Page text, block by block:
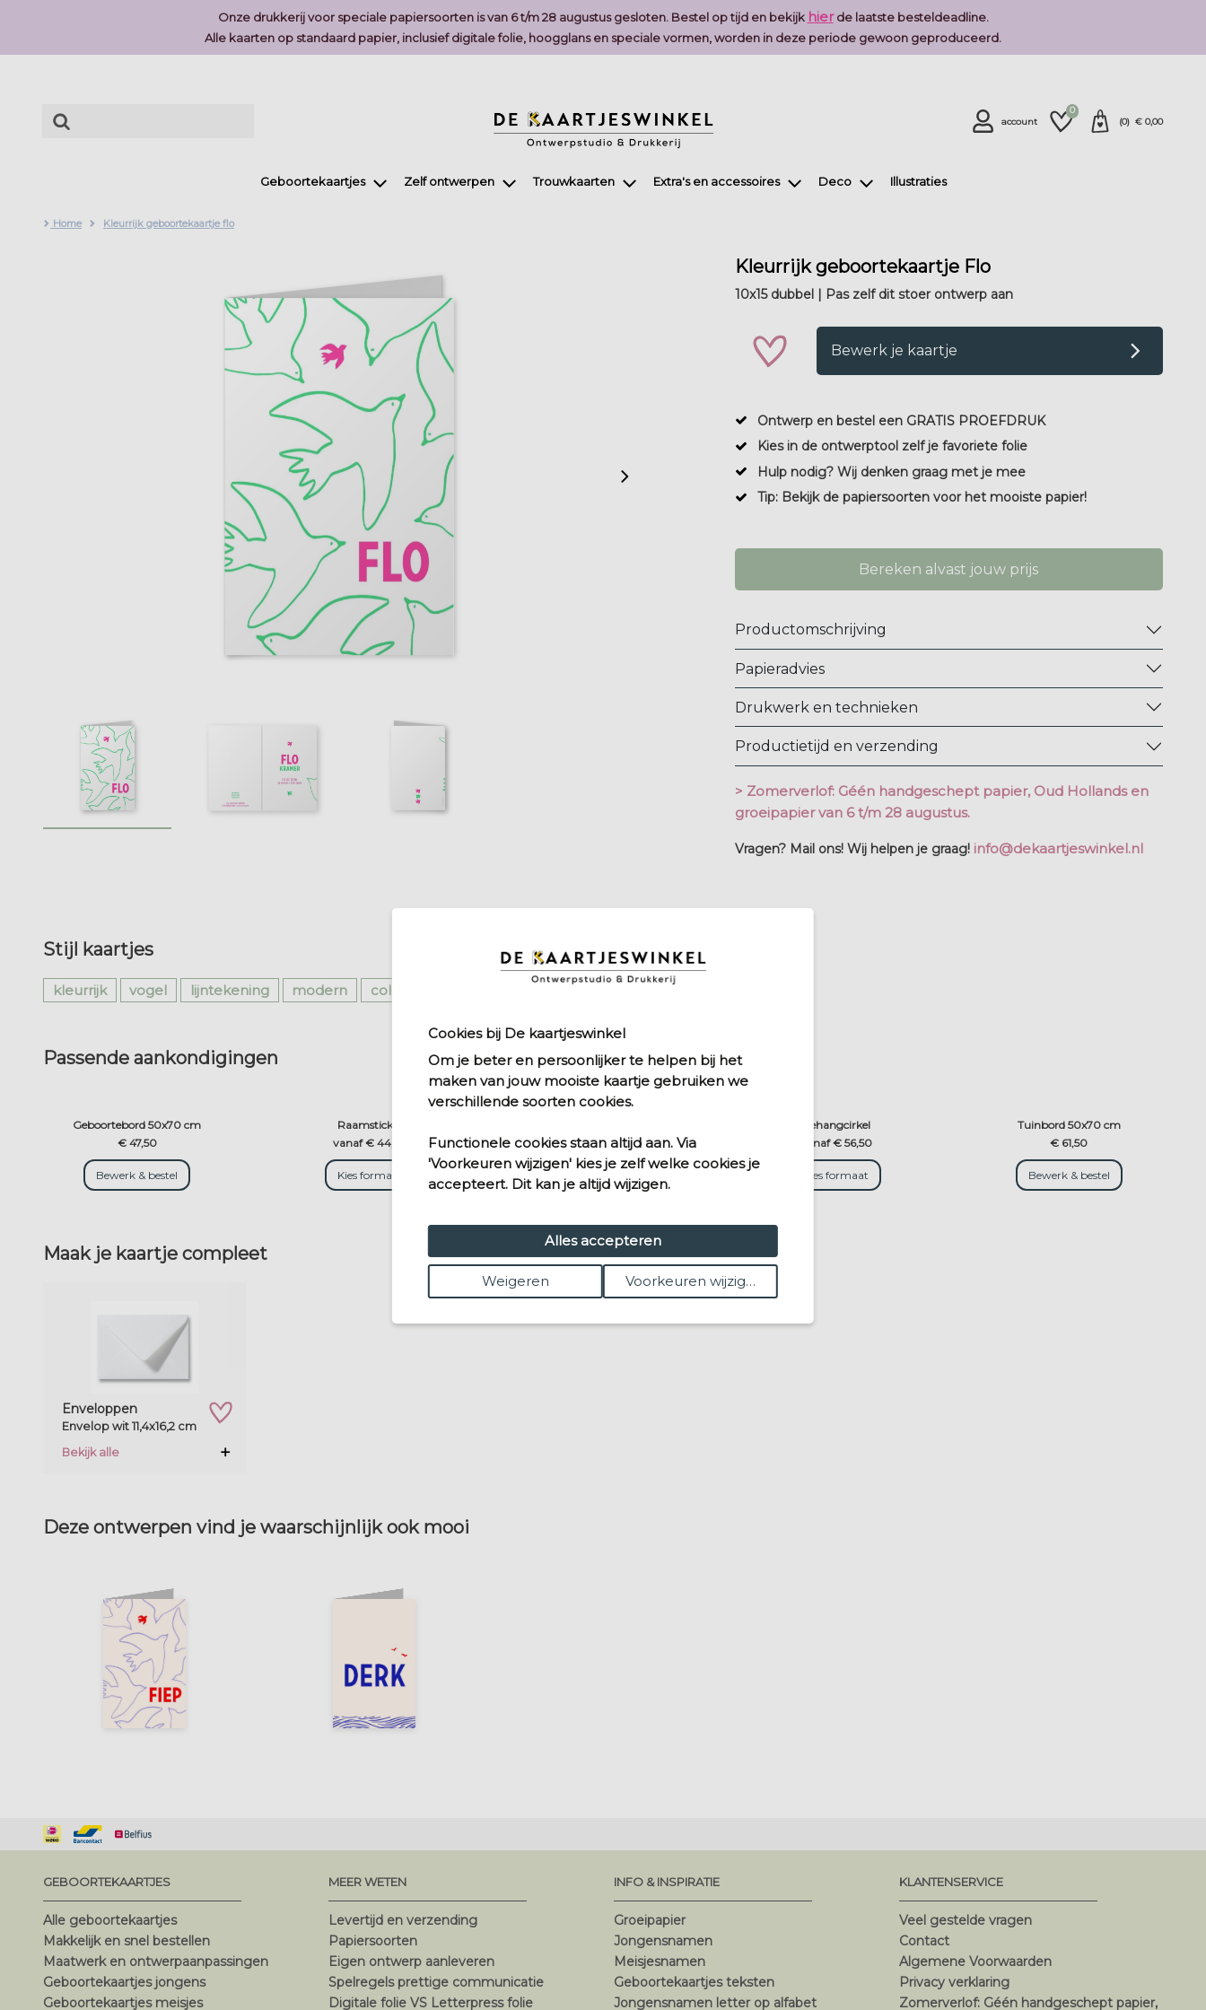
Onze drukkerij voor speciale papiersoorten is van 6 t/m 28 augustus gesloten. Bestel op tijd en bekijk hierde laatste besteldeadline.
Alle kaarten op standaard papier, inclusief digitale folie, hoogglans en speciale vormen, worden in deze periode gewoon geproduceerd.
account
0
(0) € 0,00
Geboortekaartjes Zelf ontwerpen Trouwkaarten Extra's en accessoires Deco Illustraties
Home Kleurrijk geboortekaartje flo
Kleurrijk geboortekaartje Flo
10x15 dubbel | Pas zelf dit stoer ontwerp aan
Bewerk je kaartje
Ontwerp en bestel een GRATIS PROEFDRUK
Kies in de ontwerptool zelf je favoriete folie
Hulp nodig? Wij denken graag met je mee
Tip: Bekijk de papiersoorten voor het mooiste papier!
Bereken alvast jouw prijs
Productomschrijving
Papieradvies
Drukwerk en technieken
Productietijd en verzending
> Zomerverlof: Géén handgeschept papier, Oud Hollands en
groeipapier van 6 t/m 28 augustus.
Vragen? Mail ons! Wij helpen je graag! info@dekaartjeswinkel.nl
Stijl kaartjes
kleurrijk vogel lijntekening modern colorblock
Maak je kaartje compleet
zet op verlanglijstje
Enveloppen
Envelop wit 11,4x16,2 cm
Bekijk alle
Passende aankondigingen
Geboortebord 50x70 cm
€ 47,50
Bewerk & bestel
Raamsticker
vanaf € 44,50
Kies formaat
vanaf € 14,00
Kies formaat
Behangcirkel
vanaf € 56,50
Kies formaat
Tuinbord 50x70 cm
€ 61,50
Bewerk & bestel
Deze ontwerpen vind je waarschijnlijk ook mooi
GEBOORTEKAARTJES
Alle geboortekaartjes
Makkelijk en snel bestellen
Maatwerk en ontwerpaanpassingen
Geboortekaartjes jongens
Geboortekaartjes meisjes
MEER WETEN
Levertijd en verzending
Papiersoorten
Eigen ontwerp aanleveren
Spelregels prettige communicatie
Digitale folie VS Letterpress folie
INFO & INSPIRATIE
Groeipapier
Jongensnamen
Meisjesnamen
Geboortekaartjes teksten
Jongensnamen letter op alfabet
KLANTENSERVICE
Veel gestelde vragen
Contact
Algemene Voorwaarden
Privacy verklaring
Zomerverlof: Géén handgeschept papier,
Cookies bij De kaartjeswinkel
Om je beter en persoonlijker te helpen bij het
maken van jouw mooiste kaartje gebruiken we
verschillende soorten cookies.
Functionele cookies staan altijd aan. Via
'Voorkeuren wijzigen' kies je zelf welke cookies je
accepteert. Dit kan je altijd wijzigen.
Alles accepteren
Weigeren Voorkeuren wijzigen